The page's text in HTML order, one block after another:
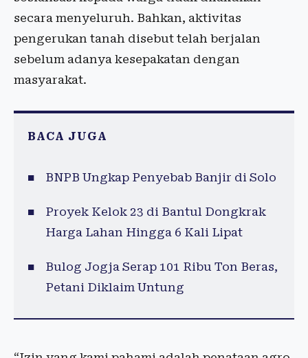
secara menyeluruh. Bahkan, aktivitas
pengerukan tanah disebut telah berjalan
sebelum adanya kesepakatan dengan
masyarakat.
BACA JUGA
BNPB Ungkap Penyebab Banjir di Solo
Proyek Kelok 23 di Bantul Dongkrak
Harga Lahan Hingga 6 Kali Lipat
Bulog Jogja Serap 101 Ribu Ton Beras,
Petani Diklaim Untung